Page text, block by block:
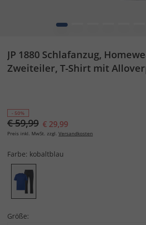
1
JP 1880 Schlafanzug,
Zweiteiler, T-Shirt mit
- 50%
€ 59,99 € 29,99
Preis inkl. MwSt. zzgl. Versandkosten
Farbe: kobaltblau
Größe: